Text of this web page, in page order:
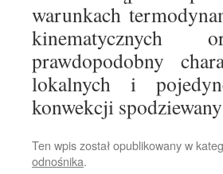
warunkach
kinematycznych
prawdopodobny
lokalnych i
konwekcji
Ten wpis został opublikowany w
odnośnika.